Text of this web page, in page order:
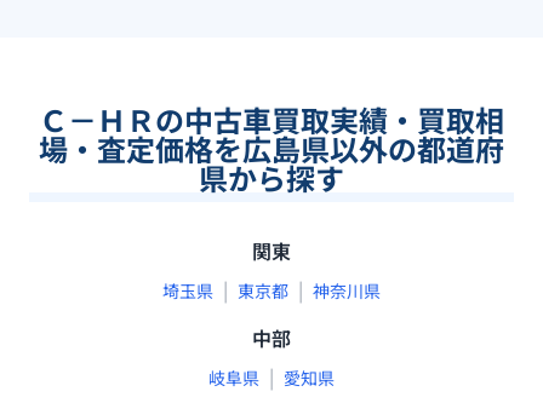
Ｃ－ＨＲの中古車買取実績・買取相
場・査定価格を広島県以外の都道府
県から探す
関東
埼玉県 | 東京都 | 神奈川県
中部
岐阜県 | 愛知県